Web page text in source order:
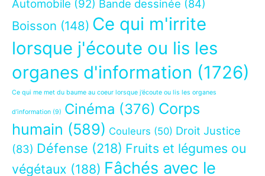
Automobile (92) Bande dessinée (84)
Boisson (148) Ce qui m'irrite
lorsque j'écoute ou lis les
organes d'information (1726)
Ce qui me met du baume au coeur lorsque j’écoute ou lis les organes
d’information (9) Cinéma (376) Corps
humain (589) Couleurs (50) Droit Justice
(83) Défense (218) Fruits et légumes ou
végétaux (188) Fâchés avec le